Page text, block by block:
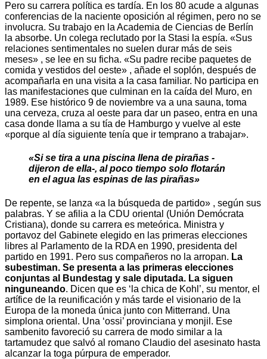
Pero su carrera política es tardía. En los 80 acude a algunas
conferencias de la naciente oposición al régimen, pero no se
involucra. Su trabajo en la Academia de Ciencias de Berlín
la absorbe. Un colega reclutado por la Stasi la espía. «Sus
relaciones sentimentales no suelen durar más de seis
meses» , se lee en su ficha. «Su padre recibe paquetes de
comida y vestidos del oeste» , añade el soplón, después de
acompañarla en una visita a la casa familiar. No participa en
las manifestaciones que culminan en la caída del Muro, en
1989. Ese histórico 9 de noviembre va a una sauna, toma
una cerveza, cruza al oeste para dar un paseo, entra en una
casa donde llama a su tía de Hamburgo y vuelve al este
«porque al día siguiente tenía que ir temprano a trabajar».
«Si se tira a una piscina llena de pirañas -
dijeron de ella-, al poco tiempo solo flotarán
en el agua las espinas de las pirañas»
De repente, se lanza «a la búsqueda de partido» , según sus
palabras. Y se afilia a la CDU oriental (Unión Demócrata
Cristiana), donde su carrera es meteórica. Ministra y
portavoz del Gabinete elegido en las primeras elecciones
libres al Parlamento de la RDA en 1990, presidenta del
partido en 1991. Pero sus compañeros no la arropan. La
subestiman. Se presenta a las primeras elecciones
conjuntas al Bundestag y sale diputada. La siguen
ninguneando. Dicen que es ‘la chica de Kohl’, su mentor, el
artífice de la reunificación y más tarde el visionario de la
Europa de la moneda única junto con Mitterrand. Una
simplona oriental. Una ‘ossi’ provinciana y monjil. Ese
sambenito favoreció su carrera de modo similar a la
tartamudez que salvó al romano Claudio del asesinato hasta
alcanzar la toga púrpura de emperador.